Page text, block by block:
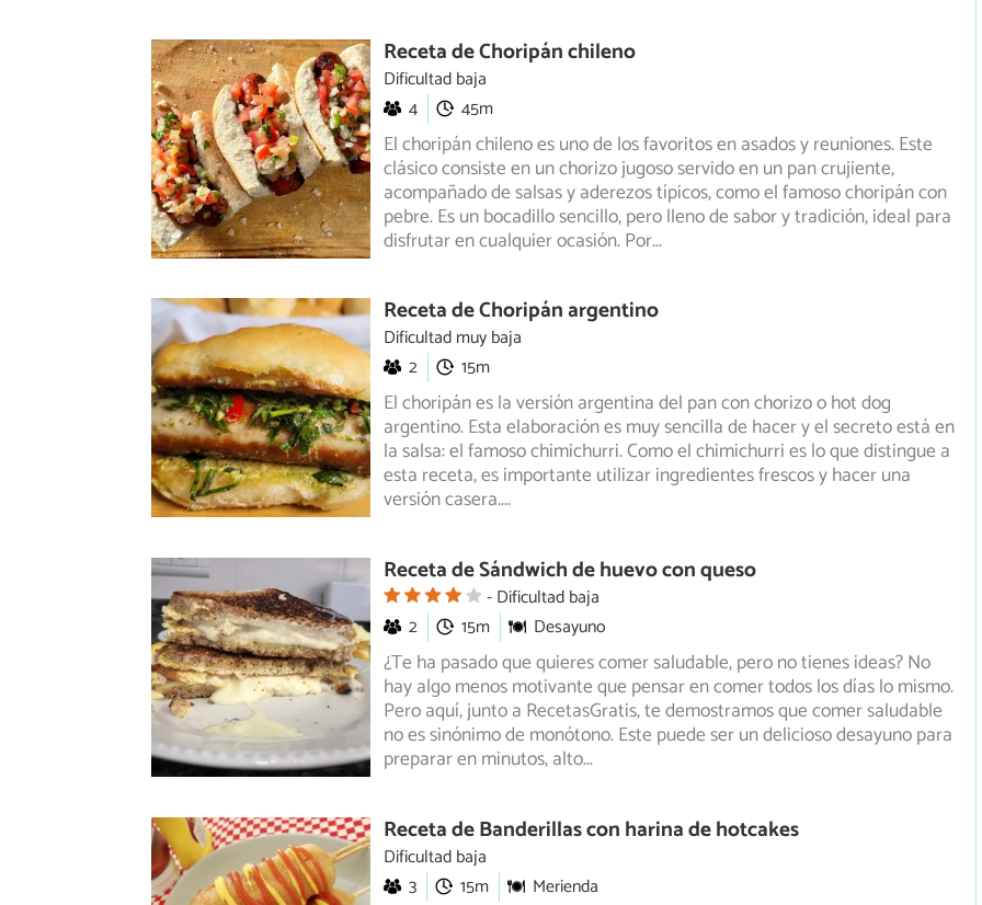
Receta de Choripán chileno
Dificultad baja
4
45m
El choripán chileno es uno de los favoritos en asados y reuniones. Este
clásico consiste en un chorizo jugoso servido en un pan crujiente,
acompañadode salsas y aderezos típicos, como el famoso choripán con
pebre. Es un bocadillo sencillo, pero lleno de sabor y tradición, ideal para
disfrutar en cualquier ocasión. Por...
Receta de Choripán argentino
Dificultad muy baja
2
15m
El choripán es la versión argentina del pan con chorizo o hot dog
argentino. Esta elaboración es muy sencilla de hacer y el secreto está en
la salsa: el famoso chimichurri. Como el chimichurri es lo que distingue a
esta receta, es importante utilizar ingredientes frescos y hacer una
versión casera....
Receta de Sándwich de huevo con queso
Dificultad baja
2
15m Desayuno
¿Te ha pasado que quieres comer saludable, pero no tienes ideas? No
hay algo menos motivante que pensar en comer todos los días lo mismo.
Peroaquí, junto a RecetasGratis, te demostramos que comer saludable
no es sinónimo de monótono. Este puede ser un delicioso desayuno para
preparar en minutos, alto...
Receta de Banderillas con harina de hotcakes
Dificultad baja
3
15m Merienda